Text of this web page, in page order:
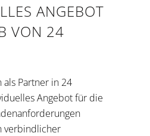
ANGEBOT
VON 24
Partner in 24
Angebot für die
verbindlicher